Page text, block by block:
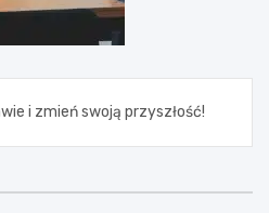
i zmień swoją przyszłość!